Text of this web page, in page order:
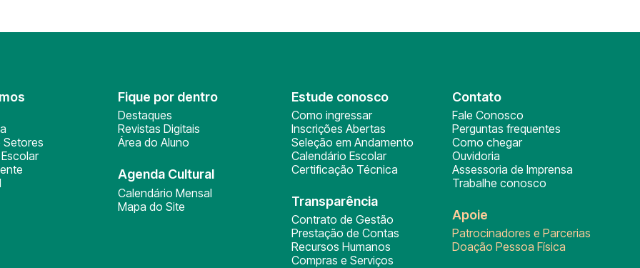
Setores
Fique por dentro
Destaques
Revistas Digitais
Área do Aluno
Agenda Cultural
Calendário Mensal
Mapa do Site
Estude conosco
Como ingressar
Inscrições Abertas
Seleção em Andamento
Calendário Escolar
Certificação Técnica
Transparência
Contrato de Gestão
Prestação de Contas
Recursos Humanos
Compras e Serviços
Contato
Fale Conosco
Perguntas frequentes
Como chegar
Ouvidoria
Assessoria de Imprensa
Trabalhe conosco
Apoie
Patrocinadores e Parcerias
Doação Pessoa Física